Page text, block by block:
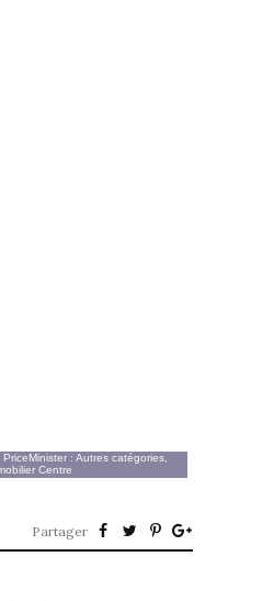
PriceMinister : Autres catégories
Centre
Partager